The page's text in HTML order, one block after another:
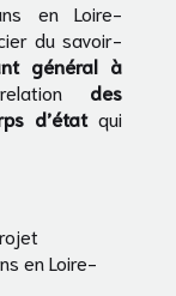
en Loire-
du savoir-
général à
des
d’étatqui
en Loire-